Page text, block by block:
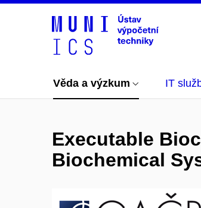
Věda a výzkum IT
Executable
Biochemical